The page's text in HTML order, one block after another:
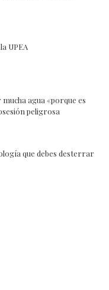
UPEA
agua «porque es
peligrosa
que debes desterrar